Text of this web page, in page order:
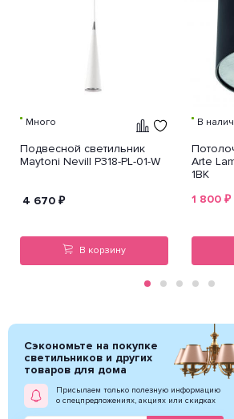
Много
Подвесной светильник
Maytoni Nevill P318-PL-01-W
4 670 ₽
В корзину
В
Arte
1BK
1 800 ₽
Сэкономьте на покупке
светильников и других
товаров для дома
Присылаем только полезную информацию
о спецпредложениях, акциях или скидках